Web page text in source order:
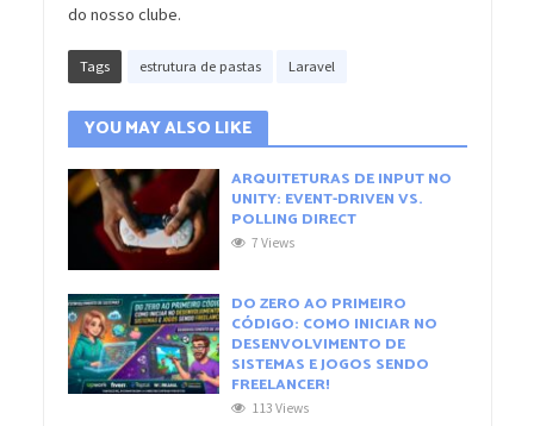
do nosso clube.
Tags estrutura de pastas Laravel
YOU MAY ALSO LIKE
ARQUITETURAS DE INPUT NO
UNITY: EVENT-DRIVEN VS.
POLLING DIRECT
7 Views
DO ZERO AO PRIMEIRO
CÓDIGO: COMO INICIAR NO
DESENVOLVIMENTO DE
SISTEMAS E JOGOS SENDO
FREELANCER!
113 Views